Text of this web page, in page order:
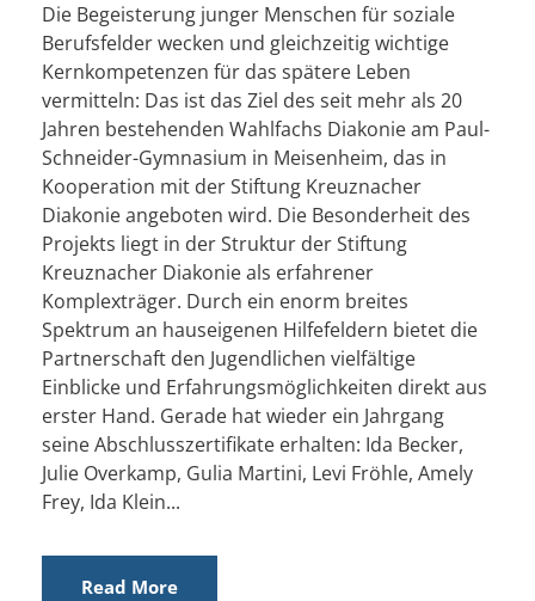
Die Begeisterung junger Menschen für soziale
Berufsfelder wecken und gleichzeitig wichtige
Kernkompetenzen für das spätere Leben
vermitteln: Das ist das Ziel des seit mehr als 20
Jahren bestehenden Wahlfachs Diakonie am Paul-
Schneider-Gymnasium in Meisenheim, das in
Kooperation mit der Stiftung Kreuznacher
Diakonie angeboten wird. Die Besonderheit des
Projekts liegt in der Struktur der Stiftung
Kreuznacher Diakonie als erfahrener
Komplexträger. Durch ein enorm breites
Spektrum an hauseigenen Hilfefeldern bietet die
Partnerschaft den Jugendlichen vielfältige
Einblicke und Erfahrungsmöglichkeiten direkt aus
erster Hand. Gerade hat wieder ein Jahrgang
seine Abschlusszertifikate erhalten: Ida Becker,
Julie Overkamp, Gulia Martini, Levi Fröhle, Amely
Frey, Ida Klein...
Read More